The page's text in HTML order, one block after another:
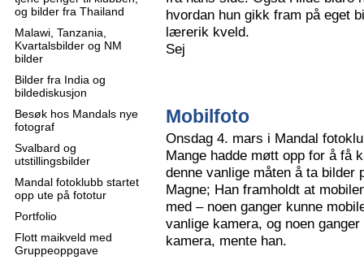
og bilder fra Thailand
Malawi, Tanzania,
Kvartalsbilder og NM
bilder
Bilder fra India og
bildediskusjon
Besøk hos Mandals nye
fotograf
Svalbard og
utstillingsbilder
Mandal fotoklubb startet
opp ute på fototur
Portfolio
Flott maikveld med
Gruppeoppgave
hvordan hun gikk fram på eget
lærerik kveld.
Sej
Mobilfoto
Onsdag 4. mars i Mandal
Mange hadde møtt opp for å få
denne vanlige måten å ta bilder
Magne; Han framholdt at
med – noen ganger kunne
vanlige kamera, og noen
kamera, mente han.